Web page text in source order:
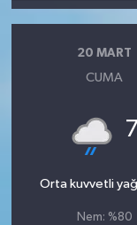
20 MART
CUMA
7
Orta kuvvetli
Nem: %80